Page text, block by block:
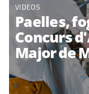
VIDEOS
Paelles,
Concurs
Major de